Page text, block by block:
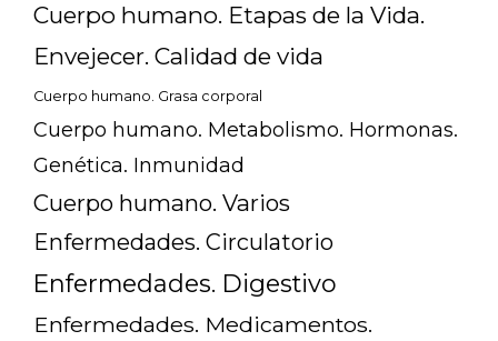
Cuerpo humano. Etapas de la Vida.
Envejecer. Calidad de vida
Cuerpo humano. Grasa corporal
Cuerpo humano. Metabolismo. Hormonas.
Genética. Inmunidad
Cuerpo humano. Varios
Enfermedades. Circulatorio
Enfermedades. Digestivo
Enfermedades. Medicamentos.